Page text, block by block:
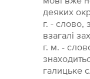
деяких
г. - слово,
взагалі
г. м. -
галицьке